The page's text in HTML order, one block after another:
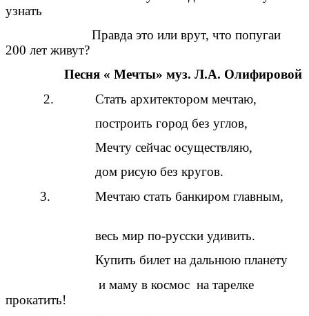
узнать
Правда это или врут, что попугаи
200 лет живут?
Песня « Мечты» муз. Л.А. Олифировой
2. Стать архитектором мечтаю,
построить город без углов,
Мечту сейчас осуществляю,
дом рисую без кругов.
3. Мечтаю стать банкиром главным,
весь мир по-русски удивить.
Купить билет на дальнюю планету
и маму в космос на тарелке
прокатить!